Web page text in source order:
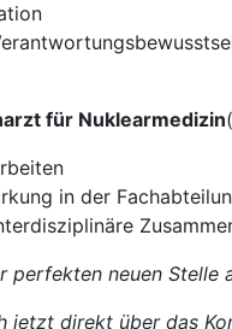
für Nuklearmedizin
in der
perfekten neuen Stelle
jetzt direkt über das